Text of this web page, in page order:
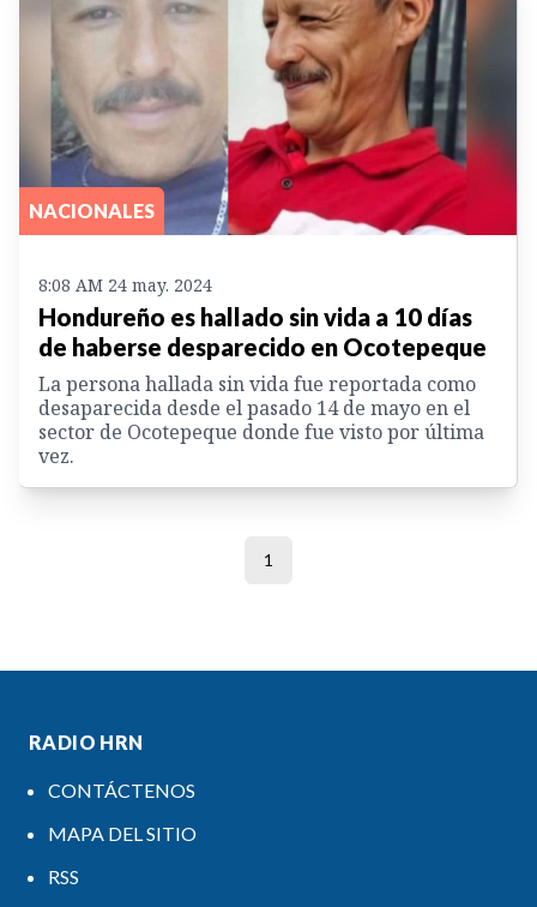
NACIONALES
8:08 AM 24 may. 2024
Hondureño es hallado sin vida a 10 días
de haberse desparecido en Ocotepeque
La persona hallada sin vida fue reportada como
desaparecida desde el pasado 14 de mayo en el
sector de Ocotepeque donde fue visto por última
vez.
1
RADIO HRN
CONTÁCTENOS
MAPA DEL SITIO
RSS